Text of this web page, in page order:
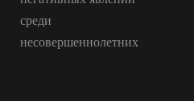
среди
несовершеннолетних